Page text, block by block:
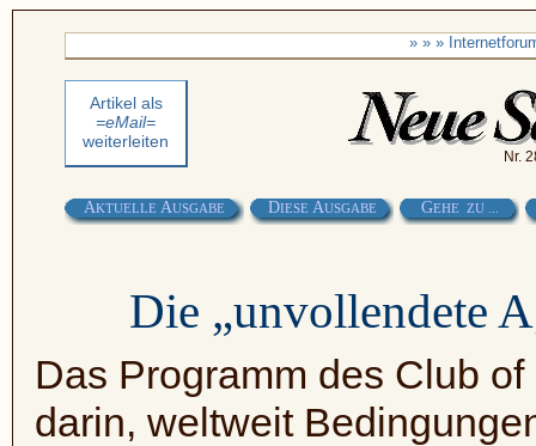
» » »
Artikel als
=eMail=
weiterleiten
Nr.
AKTUELLE AUSGABE DIESE AUSGABE GEHE ZU ...
Die „unvollendete
Das Programm des Club
darin, weltweit